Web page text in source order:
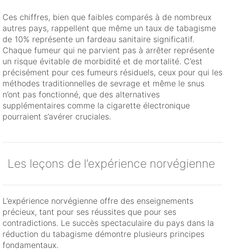
Ces chiffres, bien que faibles comparés à de nombreux
autres pays, rappellent que même un taux de tabagisme
de 10% représente un fardeau sanitaire significatif.
Chaque fumeur qui ne parvient pas à arrêter représente
un risque évitable de morbidité et de mortalité. C’est
précisément pour ces fumeurs résiduels, ceux pour qui les
méthodes traditionnelles de sevrage et même le snus
n’ont pas fonctionné, que des alternatives
supplémentaires comme la cigarette électronique
pourraient s’avérer cruciales.
Les leçons de l’expérience norvégienne
L’expérience norvégienne offre des enseignements
précieux, tant pour ses réussites que pour ses
contradictions. Le succès spectaculaire du pays dans la
réduction du tabagisme démontre plusieurs principes
fondamentaux.